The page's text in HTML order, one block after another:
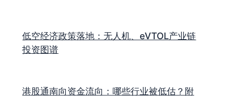
低空经济政策落地：无人机、eVTOL产业链
投资图谱
港股通南向资金流向：哪些行业被低估？附